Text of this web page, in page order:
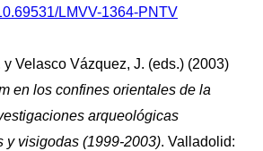
LMVV-1364-PNTV
Velasco Vázquez, J. (eds.) (2003)
en los confines orientales de la
arqueológicas
y visigodas (1999-2003). Valladolid: